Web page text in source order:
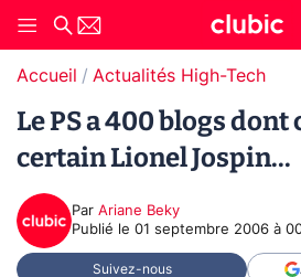
Accueil Actualités High-Tech
Le PS a 400 blogs
certain Lionel Jospin...
Par Ariane Beky
Publié le 01 septembre 2006 à
Suivez-nous